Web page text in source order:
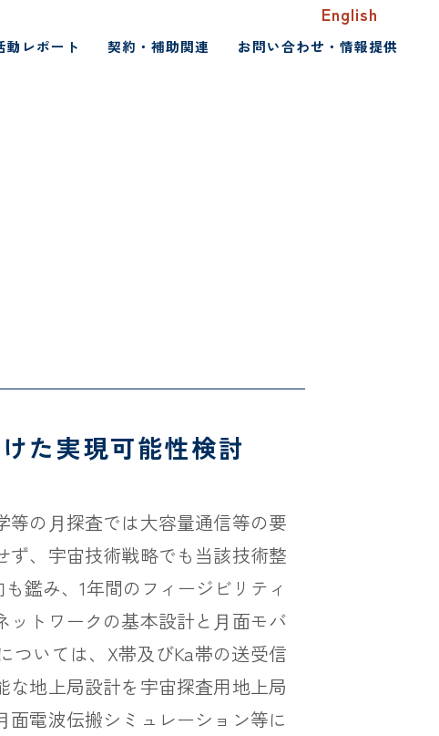
English
動レポート 契約・補助関連 お問い合わせ・情報提供
た実現可能性検討
の⽉探査では大容量通信等の要
、宇宙技術戦略でも当該技術整
鑑み、1年間のフィージビリティ
トワークの基本設計と⽉面モバ
ついては、X帯及びKa帯の送受信
地上局設計を宇宙探査用地上局
電波伝搬シミュレーション等に